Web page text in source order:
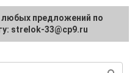
и
предложений по
strelok-33@cp9.ru
предложений по
strelok-33@cp9.ru